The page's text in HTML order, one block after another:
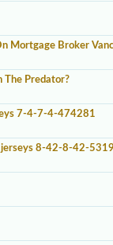
Mortgage Broker
The Predator?
7-4-7-4-474281
jerseys 8-42-8-42-